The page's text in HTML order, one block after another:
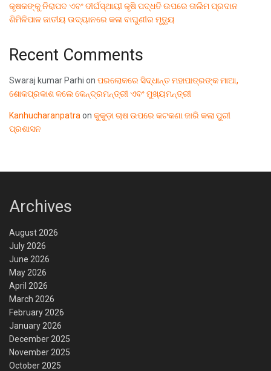
କୃଷକଙ୍କୁ ନିରାପଦ ଏବଂ ଦୀର୍ଘସ୍ଥାୟୀ କୃଷି ପଦ୍ଧତି ଉପରେ ତାଲିମ ପ୍ରଦାନ
ଶିମିଳିପାଳ ଜାତୀୟ ଉଦ୍ୟାନରେ କଳା ବାଘୁଣୀର ମୃତ୍ୟୁ
Recent Comments
Swaraj kumar Parhi on ପରଲୋକରେ ସିଦ୍ଧାନ୍ତ ମହାପାତ୍ରଙ୍କ ମାଆ,
ଶୋକପ୍ରକାଶ କଲେ କେନ୍ଦ୍ରମନ୍ତ୍ରୀ ଏବଂ ମୁଖ୍ୟମନ୍ତ୍ରୀ
Kanhucharanpatraon କୁକୁଡ଼ା ଚାଷ ଉପରେ କଟକଣା ଜାରି କଲା ପୁରୀ
ପ୍ରଶାସନ
Archives
August 2026
July 2026
June 2026
May 2026
April 2026
March 2026
February 2026
January 2026
December 2025
November 2025
October 2025